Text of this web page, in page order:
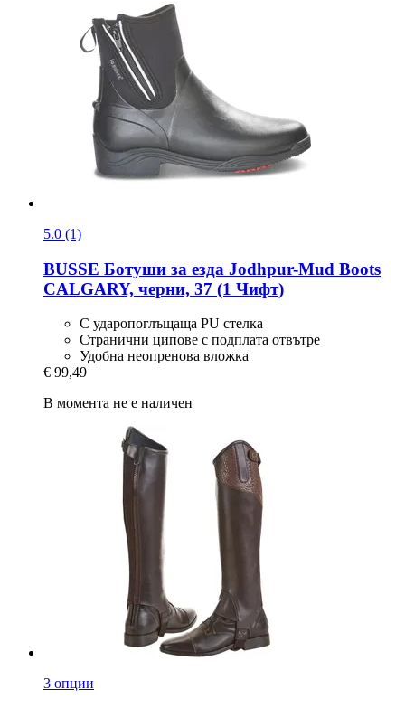
5.0 (1)
BUSSE Ботуши за езда Jodhpur-​Mud Boots
CALGARY, черни, 37 (1 Чифт)
С ударопоглъщаща PU стелка
Странични ципове с подплата отвътре
Удобна неопренова вложка
€ 99,49
В момента не е наличен
3 опции